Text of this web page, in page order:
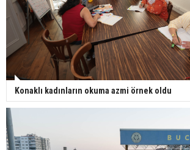
Konaklı kadınların okuma azmi örnek oldu